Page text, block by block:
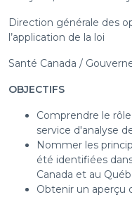
Direction générale des
l’application de la loi
Santé Canada /
OBJECTIFS
Comprendre le
service d'analyse
Nommer les
été identifiées
Canada et au
Obtenir un aperçu